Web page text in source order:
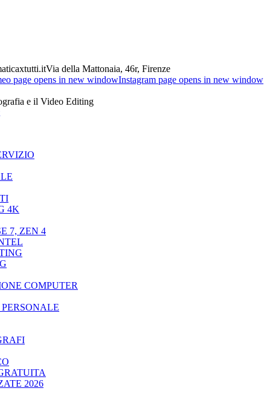
Via della Mattonaia, 46r, Firenze
page opens in new windowInstagram page opens in new window
e il Video Editing
4K
7, ZEN 4
COMPUTER
2026